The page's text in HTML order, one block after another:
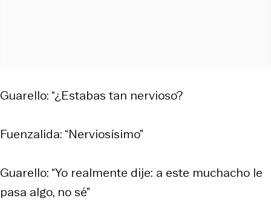
Guarello: “¿Estabas tan nervioso?
Fuenzalida: “Nerviosísimo”
Guarello: “Yo realmente dije: a este muchacho le
pasa algo, no sé”